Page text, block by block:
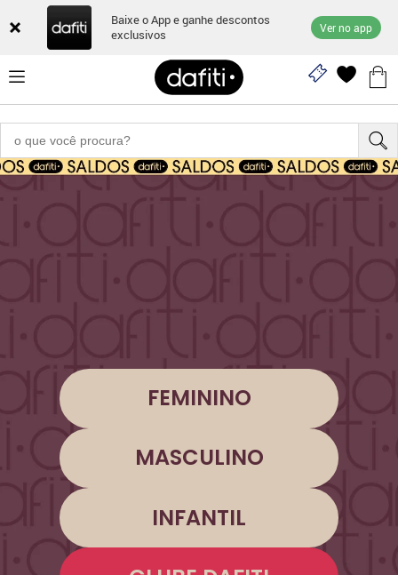
Baixe o App e ganhe descontos
exclusivos
Ver no app
FEMININO
MASCULINO
INFANTIL